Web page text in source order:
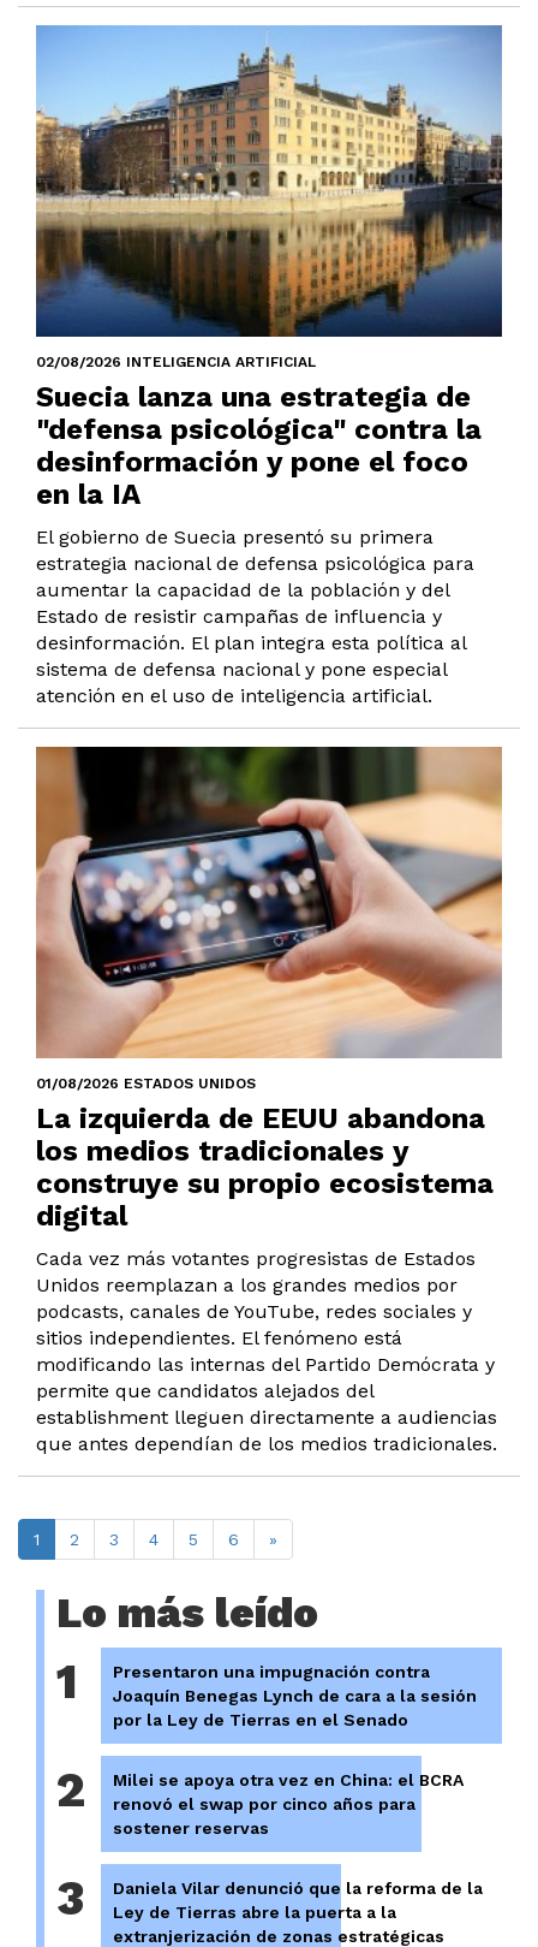
02/08/2026 INTELIGENCIA ARTIFICIAL
Suecia lanza una estrategia de
"defensa psicológica" contra la
desinformación y pone el foco
en la IA
El gobierno de Suecia presentó su primera
estrategia nacional de defensa psicológica para
aumentar la capacidad de la población y del
Estado de resistir campañas de influencia y
desinformación. El plan integra esta política al
sistema de defensa nacional y pone especial
atención en el uso de inteligencia artificial.
01/08/2026 ESTADOS UNIDOS
La izquierda de EEUU abandona
los medios tradicionales y
construye su propio ecosistema
digital
Cada vez más votantes progresistas de Estados
Unidos reemplazan a los grandes medios por
podcasts, canales de YouTube, redes sociales y
sitios independientes. El fenómeno está
modificando las internas del Partido Demócrata y
permite que candidatos alejados del
establishment lleguen directamente a audiencias
que antes dependían de los medios tradicionales.
1 2 3 4 5 6 »
Lo más leído
1
Presentaron una impugnación contra
Joaquín Benegas Lynch de cara a la sesión
por la Ley de Tierras en el Senado
2
Milei se apoya otra vez en China: el BCRA
renovó el swap por cinco años para
sostener reservas
3
Daniela Vilar denunció que la reforma de la
Ley de Tierras abre la puerta a la
extranjerización de zonas estratégicas